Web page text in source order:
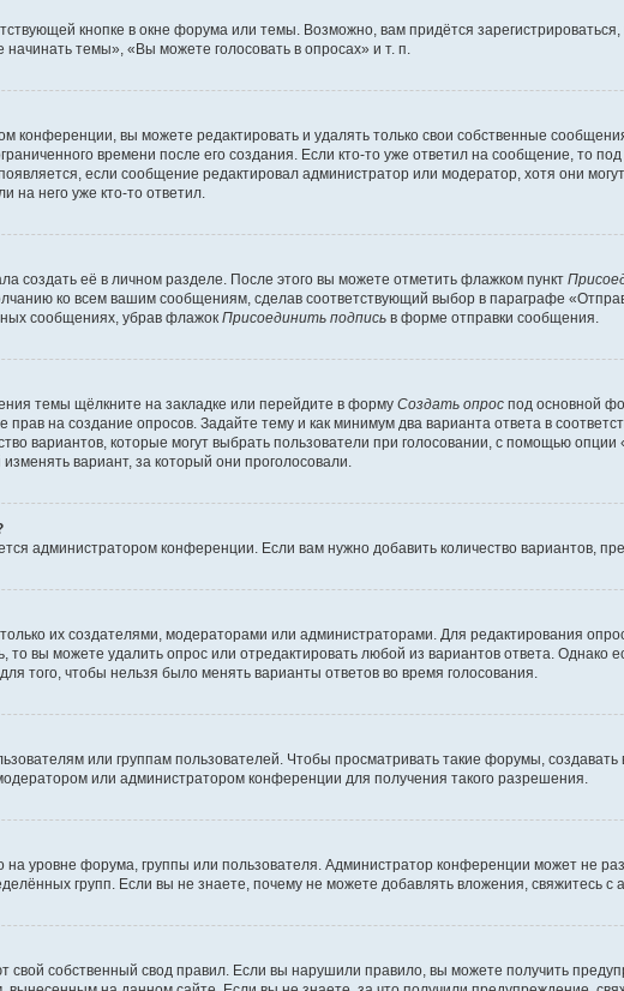
кнопке в окне форума или темы. Возможно, вам придётся
темы», «Вы можете голосовать в опросах» и т. п.
конференции, вы можете редактировать и удалять только свои собственные
времени после его создания. Если кто-то уже ответил на сообщение, то
если сообщение редактировал администратор или модератор, хотя они
на него уже кто-то ответил.
создать её в личном разделе. После этого вы можете отметить флажком пункт
ко всем вашим сообщениям, сделав соответствующий выбор в параграфе
сообщениях, убрав флажок Присоединить подпись в форме отправки сообщения.
темы щёлкните на закладке или перейдите в форму Создать опрос под основной
на создание опросов. Задайте тему и как минимум два варианта ответа в
вариантов, которые могут выбрать пользователи при голосовании, с помощью
вариант, за который они проголосовали.
администратором конференции. Если вам нужно добавить количество вариантов,
их создателями, модераторами или администраторами. Для редактирования
то вы можете удалить опрос или отредактировать любой из вариантов ответа.
того, чтобы нельзя было менять варианты ответов во время голосования.
или группам пользователей. Чтобы просматривать такие форумы,
или администратором конференции для получения такого разрешения.
уровне форума, группы или пользователя. Администратор конференции может не
групп. Если вы не знаете, почему не можете добавлять вложения, свяжитесь с
собственный свод правил. Если вы нарушили правило, вы можете получить